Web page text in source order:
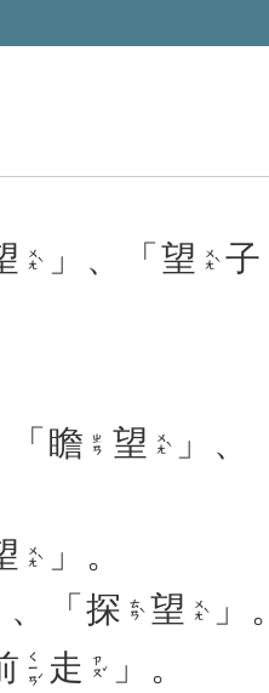
ㄨㄤˋ 」、「 望 ㄨㄤˋ 子
瞻 ㄓㄢ 望 ㄨㄤˋ
」、
ㄨㄤˋ
」。
、「 探 ㄊㄢˋ 望 ㄨㄤˋ
」
ㄑㄧㄢˊ 走 ㄗㄡˇ
」。